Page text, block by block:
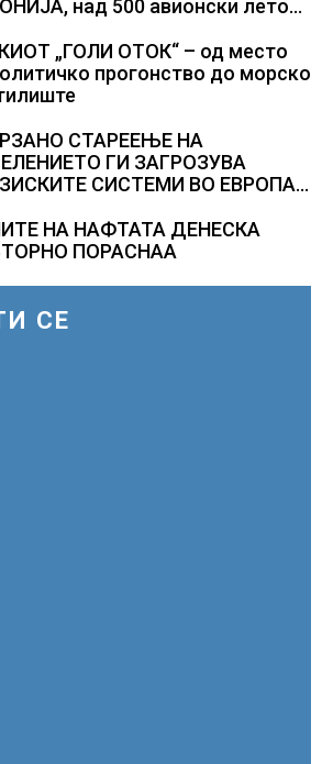
над 500 авионски летови
„ГОЛИ ОТОК“ – од место
прогонство до морско
СТАРЕЕЊЕ НА
ГИ ЗАГРОЗУВА
СИСТЕМИ ВО ЕВРОПА и
НА НАФТАТА ДЕНЕСКА
ПОРАСНАА
СЕ